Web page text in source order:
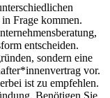
Frage kommen.
entscheiden.
sondern eine
vor.
ist zu empfehlen.
Benötigen Sie